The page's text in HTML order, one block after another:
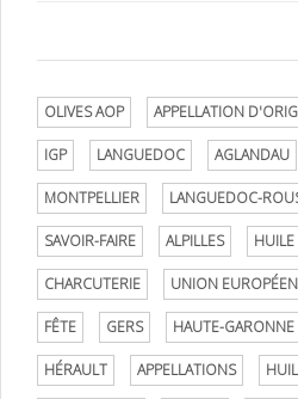
OLIVES AOP APPELLATION
IGP LANGUEDOC AGLANDAU
MONTPELLIER LANGUEDOC-
SAVOIR-FAIRE ALPILLES
CHARCUTERIE UNION
FÊTE GERS HAUTE-GARONNE
HÉRAULT APPELLATIONS